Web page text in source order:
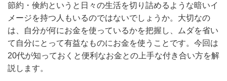
節約・倹約というと日々の生活を切り詰めるような暗いイ
メージを持つ人もいるのではないでしょうか。大切なの
は、自分が何にお金を使っているかを把握し、ムダを省い
て自分にとって有益なものにお金を使うことです。今回は
20代が知っておくと便利なお金との上手な付き合い方を解
説します。